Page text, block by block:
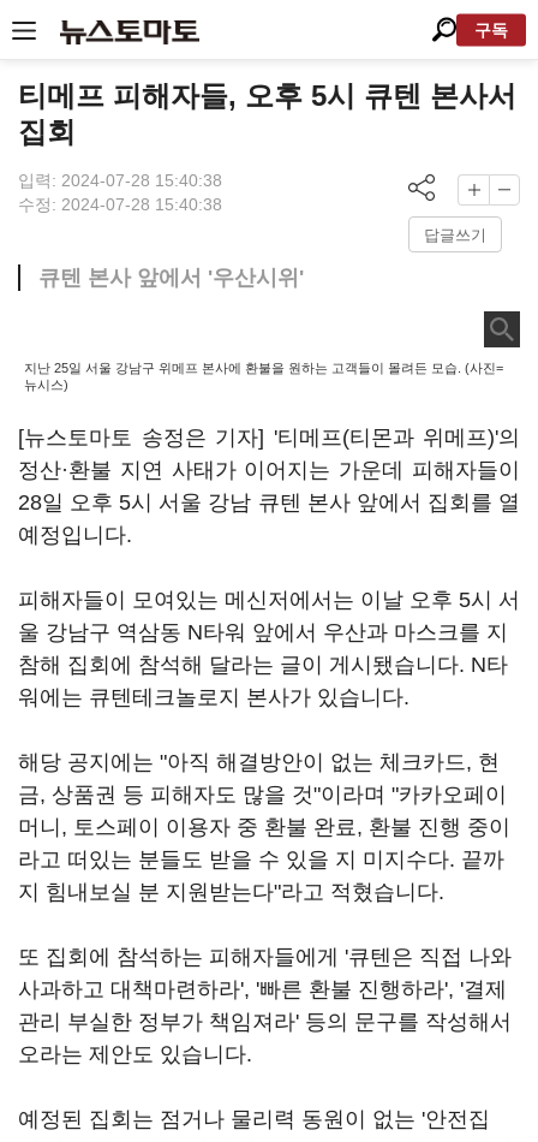
구독
티메프 피해자들, 오후 5시 큐텐 본사서
집회
입력: 2024-07-28 15:40:38
수정: 2024-07-28 15:40:38
답글쓰기
큐텐 본사 앞에서 '우산시위'
지난 25일 서울 강남구 위메프 본사에 환불을 원하는 고객들이 몰려든 모습. (사진=
뉴시스)
[뉴스토마토 송정은 기자] '티메프(티몬과 위메프)'의
정산·환불 지연 사태가 이어지는 가운데 피해자들이
28일 오후 5시 서울 강남 큐텐 본사 앞에서 집회를 열
예정입니다.
피해자들이 모여있는 메신저에서는 이날 오후 5시 서
울 강남구 역삼동 N타워 앞에서 우산과 마스크를 지
참해 집회에 참석해 달라는 글이 게시됐습니다. N타
워에는 큐텐테크놀로지 본사가 있습니다.
해당 공지에는 "아직 해결방안이 없는 체크카드, 현
금, 상품권 등 피해자도 많을 것"이라며 "카카오페이
머니, 토스페이 이용자 중 환불 완료, 환불 진행 중이
라고 떠있는 분들도 받을 수 있을 지 미지수다. 끝까
지 힘내보실 분 지원받는다"라고 적혔습니다.
또 집회에 참석하는 피해자들에게 '큐텐은 직접 나와
사과하고 대책마련하라', '빠른 환불 진행하라', '결제
관리 부실한 정부가 책임져라' 등의 문구를 작성해서
오라는 제안도 있습니다.
예정된 집회는 점거나 물리력 동원이 없는 '안전집